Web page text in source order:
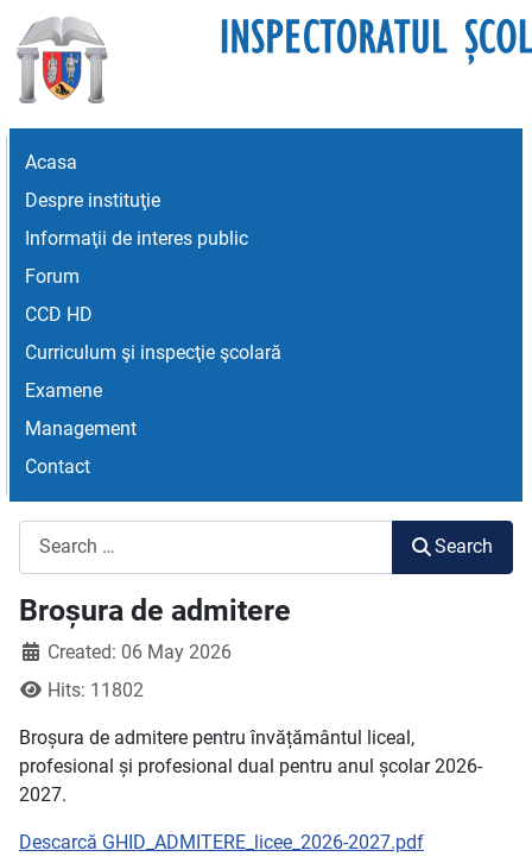
Acasa
Despre instituţie
Informaţii de interes public
Forum
CCD HD
Curriculum şi inspecţie şcolară
Examene
Management
Contact
Search
Broșura de admitere
Created: 06 May 2026
Hits: 11802
Broșura de admitere pentru învățământul liceal,
profesional și profesional dual pentru anul școlar 2026-
2027.
Descarcă GHID_ADMITERE_licee_2026-2027.pdf